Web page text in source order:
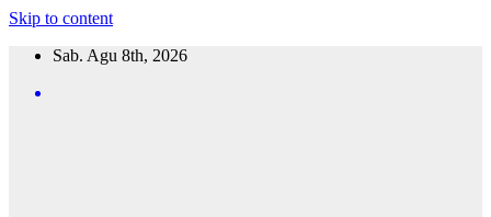
Skip to content
Sab. Agu 8th, 2026